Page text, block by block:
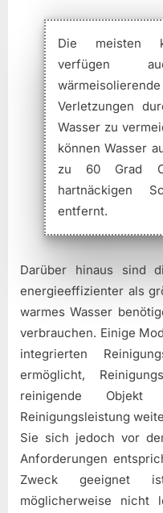
Die meisten
verfügen
Verletzungen
Wasser zu
können Wasser
zu 60 Grad
hartnäckigen
entfernt.
Darüber hinaus sind
energieeffizienter als
warmes Wasser
verbrauchen. Einige
integrierten
ermöglicht,
reinigende
Reinigungsleistung
Sie sich jedoch vor
Anforderungen
Zweck geeignet
möglicherweise nicht